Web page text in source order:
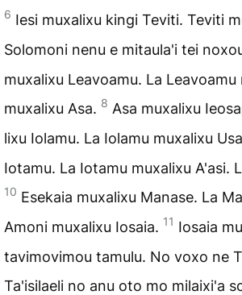
6 Iesi muxalixu kingi Teviti. Teviti
Solomoni nenu e mitaula'i tei
muxalixu Leavoamu. La Leavoamu
muxalixu Asa. 8 Asa muxa­lixu
lixu Iolamu. La Iolamu muxalixu
Iotamu. La Iotamu muxalixu A'asi.
10 Ese­kaia muxalixu Manase. La
Amoni muxalixu Iosaia. 11 Iosaia
tavimo­vimou tamulu. No voxo ne
Ta'isilaeli no anu oto mo milaixi'a